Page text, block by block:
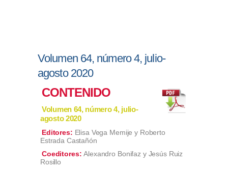
Volumen 64, número 4, julio-
agosto 2020
CONTENIDO
Volumen 64, número 4, julio-
agosto 2020
Editores: Elisa Vega Memije y Roberto
Estrada Castañón
Coeditores: Alexandro Bonifaz y Jesús Ruiz
Rosillo